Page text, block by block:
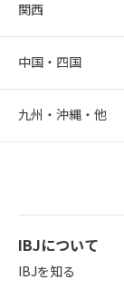
関西
中国・四国
九州・沖縄・他
IBJについて
IBJを知る